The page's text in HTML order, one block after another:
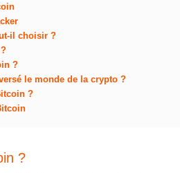
il choisir ?
?
le monde de la crypto ?
?
?